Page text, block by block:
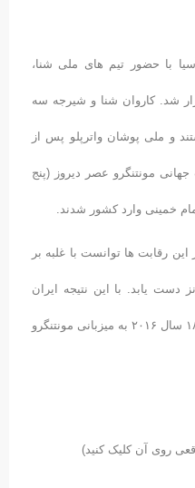
با حضور تیم های ملی شنا،
شد. کاروان شنا و شیرجه سه
بازگشتند و ملی پوشان واترپلو پس از
مونتنگرو عصر دیروز (پنج
خمینی وارد کشور شدند.
سال ایران در این رقابت ها توانست با غلبه بر
دست یابد. با این نتیجه ایران
جواز حضور در مسابقات جهانی زیر ۱۸ سال ۲۰۱۶ به میزبانی مونتنگرو
روی آن کلیک کنید)